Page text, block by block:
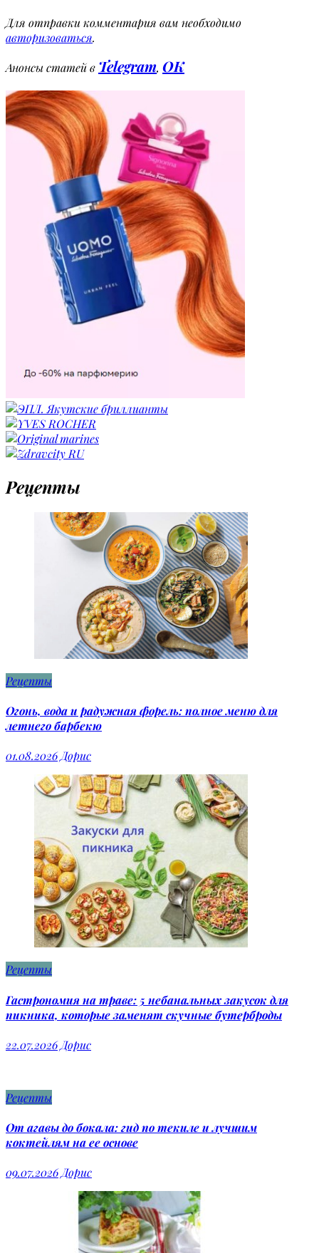
Для отправки комментария вам необходимо
авторизоваться.
Анонсы статей в Telegram, OK
Рецепты
Рецепты
Огонь, вода и радужная форель: полное меню для
летнего барбекю
01.08.2026Дорис
Рецепты
Гастрономия на траве: 5 небанальных закусок для
пикника, которые заменят скучные бутерброды
22.07.2026 Дорис
Рецепты
От агавы до бокала: гид по текиле и лучшим
коктейлям на ее основе
09.07.2026Дорис